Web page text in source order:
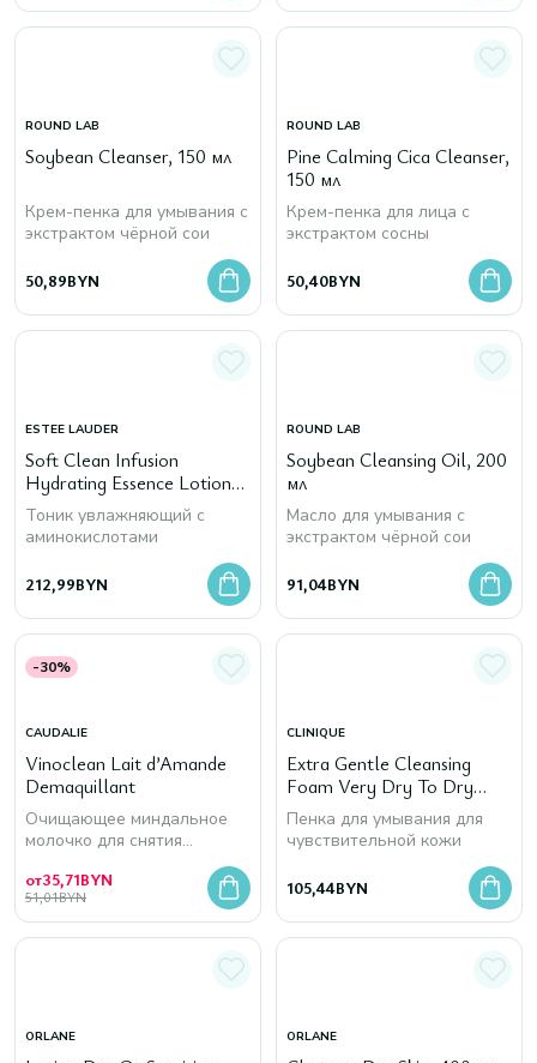
ROUND LAB
Soybean Cleanser, 150 мл
Крем-пенка для умывания с
экстрактом чёрной сои
50,89BYN
ROUND LAB
Pine Calming Cica Cleanser,
150 мл
Крем-пенка для лица с
экстрактом сосны
50,40BYN
ESTEE LAUDER
Soft Clean Infusion
Hydrating Essence Lotion
Amino Acid+ Waterlily
Тоник увлажняющий с
аминокислотами
212,99BYN
ROUND LAB
Soybean Cleansing Oil, 200
мл
Масло для умывания с
экстрактом чёрной сои
91,04BYN
-30%
CAUDALIE
Vinoclean Lait d’Amande
Demaquillant
Очищающее миндальное
молочко для снятия
от35,71BYN
51,01BYN
CLINIQUE
Extra Gentle Cleansing
Foam Very Dry To Dry
Combination, 125 мл
Пенка для умывания для
чувствительной кожи
105,44BYN
ORLANE ORLANE